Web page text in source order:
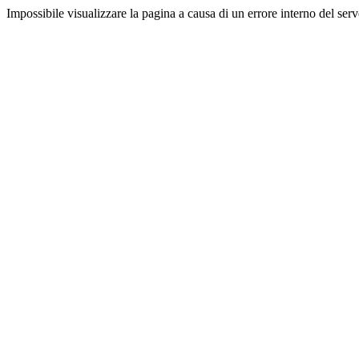
Impossibile visualizzare la pagina a causa di un errore interno del